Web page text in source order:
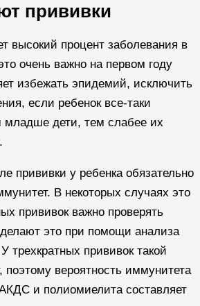
прививки
высокий процент заболевания в
очень важно на первом году
избежать эпидемий, исключить
если ребенок все-таки
младше дети, тем слабее их
прививки у ребенка обязательно
В некоторых случаях это
прививок важно проверять
делают это при помощи анализа
трехкратных прививок такой
поэтому вероятность иммунитета
и полиомиелита составляет